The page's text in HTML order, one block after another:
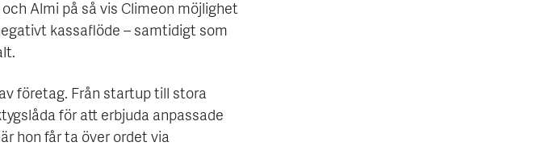
Almi på så vis Climeon möjlighet
kassaflöde – samtidigt som
företag. Från startup till stora
för att erbjuda anpassade
hon får ta över ordet via